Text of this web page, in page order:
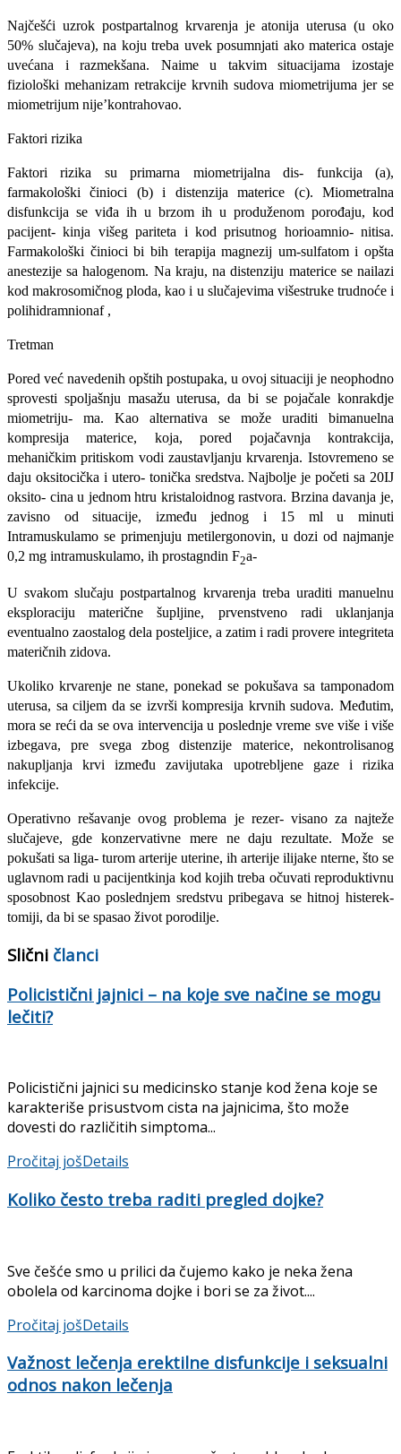
Najčešći uzrok postpartalnog krvarenja je atonija uterusa (u oko
50% slučajeva), na koju treba uvek posumnjati ako materica ostaje
uvećana i razmekšana. Naime u takvim situacija­ma izostaje
fiziološki mehanizam retrakcije krvnih sudova miometrijuma jer se
miometrijum nije’kontrahovao.
Faktori rizika
Faktori rizika su primarna miometrijalna dis- funkcija (a),
farmakološki činioci (b) i distenzija materice (c). Miometralna
disfunkcija se viđa ih u brzom ih u produženom porođaju, kod
pacijent- kinja višeg pariteta i kod prisutnog horioamnio- nitisa.
Farmakološki činioci bi bih terapija magne­zij um-sulfatom i opšta
anestezije sa halogenom. Na kraju, na distenziju materice se nailazi
kod makrosomičnog ploda, kao i u slučajevima višestruke trudnoće i
polihidramnionaf ,
Tretman
Pored već navedenih opštih postupaka, u ovoj situaciji je neophodno
sprovesti spoljašnju masažu uterusa, da bi se pojačale konrakdje
miometriju- ma. Kao alternativa se može uraditi bimanuelna
kompresija materice, koja, pored pojačavnja kon­trakcija,
mehaničkim pritiskom vodi zaustavljanju krvarenja. Istovremeno se
daju oksitocička i utero- tonička sredstva. Najbolje je početi sa 20IJ
oksito- cina u jednom htru kristaloidnog rastvora. Brzina davanja je,
zavisno od situacije, između jednog i 15 ml u minuti
Intramuskulamo se primenjuju metilergonovin, u dozi od najmanje
0,2 mg intra­muskulamo, ih prostagndin F2a-
U svakom slučaju postpartalnog krvarenja treba uraditi manuelnu
eksploraciju materične šupljine, prvenstveno radi uklanjanja
eventualno zaostalog dela posteljice, a zatim i radi provere integriteta
materičnih zidova.
Ukoliko krvarenje ne stane, ponekad se pokušava sa tamponadom
uterusa, sa ciljem da se izvrši kompresija krvnih sudova. Međutim,
mora se reći da se ova intervencija u poslednje vreme sve više i više
izbegava, pre svega zbog distenzije mate­rice, nekontrolisanog
nakupljanja krvi između zavijutaka upotrebljene gaze i rizika
infekcije.
Operativno rešavanje ovog problema je rezer- visano za najteže
slučajeve, gde konzervativne mere ne daju rezultate. Može se
pokušati sa liga- turom arterije uterine, ih arterije ilijake nterne, što se
uglavnom radi u pacijentkinja kod kojih treba očuvati reproduktivnu
sposobnost Kao poslednjem sredstvu pribegava se hitnoj histerek-
tomiji, da bi se spasao život porodilje.
Slični članci
Policistični jajnici – na koje sve načine se mogu
lečiti?
Policistični jajnici su medicinsko stanje kod žena koje se
karakteriše prisustvom cista na jajnicima, što može
dovesti do različitih simptoma...
Pročitaj jošDetails
Koliko često treba raditi pregled dojke?
Sve češće smo u prilici da čujemo kako je neka žena
obolela od karcinoma dojke i bori se za život....
Pročitaj jošDetails
Važnost lečenja erektilne disfunkcije i seksualni
odnos nakon lečenja